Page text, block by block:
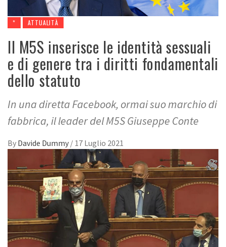
* ATTUALITÀ
Il M5S inserisce le identità sessuali
e di genere tra i diritti fondamentali
dello statuto
In una diretta Facebook, ormai suo marchio di
fabbrica, il leader del M5S Giuseppe Conte
By Davide Dummy / 17 Luglio 2021